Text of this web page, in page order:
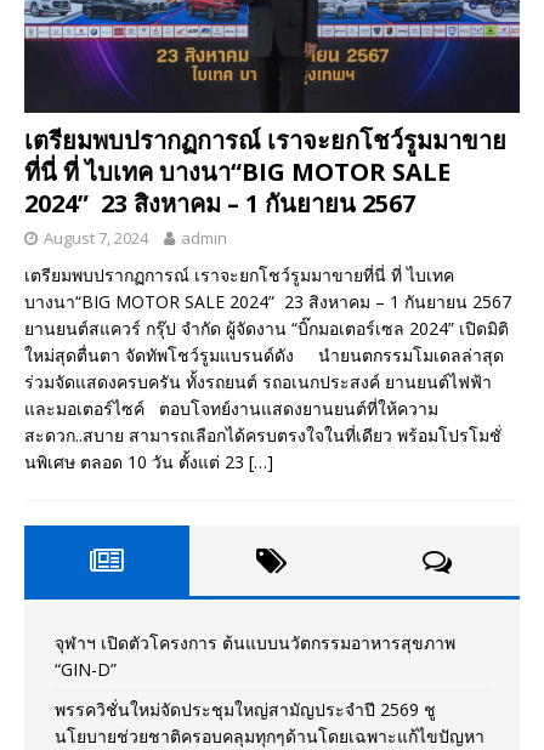
เตรียมพบปรากฏการณ์ เราจะยกโชว์รูมมาขาย
ที่นี่ ที่ ไบเทค บางนา“BIG MOTOR SALE
2024” 23 สิงหาคม – 1 กันยายน 2567
August 7, 2024 admin
เตรียมพบปรากฏการณ์ เราจะยกโชว์รูมมาขายที่นี่ ที่ ไบเทค
บางนา“BIG MOTOR SALE 2024” 23 สิงหาคม – 1 กันยายน 2567
ยานยนต์สแควร์ กรุ๊ป จำกัด ผู้จัดงาน “บิ๊กมอเตอร์เซล 2024” เปิดมิติ
ใหม่สุดตื่นตา จัดทัพโชว์รูมแบรนด์ดัง นำยนตกรรมโมเดลล่าสุด
ร่วมจัดแสดงครบครัน ทั้งรถยนต์ รถอเนกประสงค์ ยานยนต์ไฟฟ้า
และมอเตอร์ไซค์ ตอบโจทย์งานแสดงยานยนต์ที่ให้ความ
สะดวก..สบาย สามารถเลือกได้ครบตรงใจในที่เดียว พร้อมโปรโมชั่
นพิเศษ ตลอด 10 วัน ตั้งแต่ 23 […]
จุฬาฯ เปิดตัวโครงการ ต้นแบบนวัตกรรมอาหารสุขภาพ
“GIN-D”
พรรควิชั่นใหม่จัดประชุมใหญ่สามัญประจำปี 2569 ชู
นโยบายช่วยชาติครอบคลุมทุกๆด้านโดยเฉพาะแก้ไขปัญหา